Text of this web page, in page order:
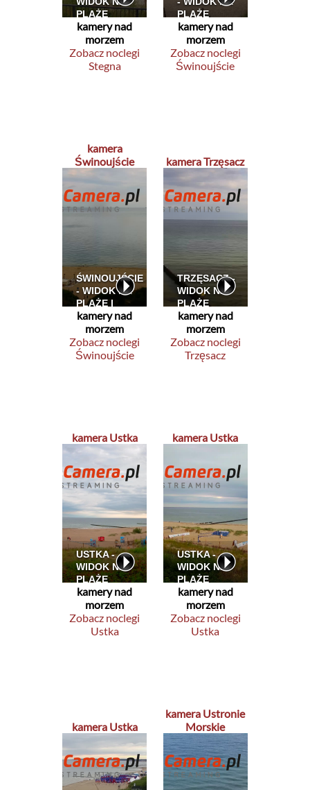
kamery nad
morzem
Zobacz noclegi
Stegna
kamery nad
morzem
Zobacz noclegi
Świnoujście
kamera
Świnoujście
kamery nad
morzem
Zobacz noclegi
Świnoujście
kamera Trzęsacz
kamery nad
morzem
Zobacz noclegi
Trzęsacz
kamera Ustka
kamery nad
morzem
Zobacz noclegi
Ustka
kamera Ustka
kamery nad
morzem
Zobacz noclegi
Ustka
kamera Ustka
kamera Ustronie
Morskie